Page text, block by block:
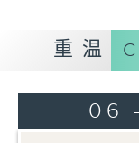
重温
06